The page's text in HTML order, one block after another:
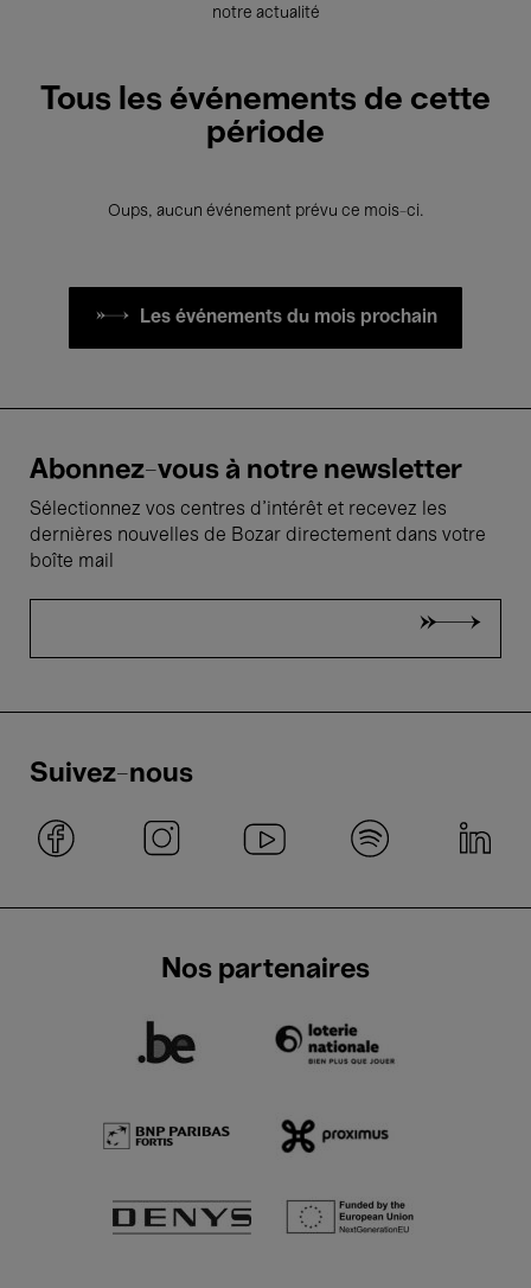
notre actualité
Tous les événements de cette
période
Oups, aucun événement prévu ce mois-ci.
Les événements du mois prochain
Abonnez-vous à notre newsletter
Sélectionnez vos centres d'intérêt et recevez les
dernières nouvelles de Bozar directement dans votre
boîte mail
Suivez-nous
Nos partenaires